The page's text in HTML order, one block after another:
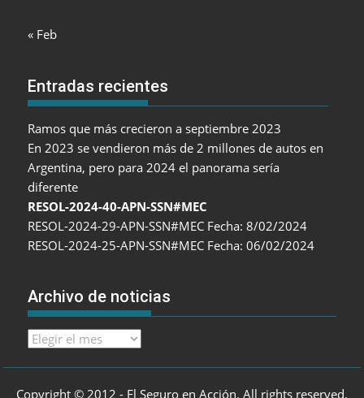
« Feb
Entradas recientes
Ramos que más crecieron a septiembre 2023
En 2023 se vendieron más de 2 millones de autos en
Argentina, pero para 2024 el panorama sería
diferente
RESOL-2024-40-APN-SSN#MEC
RESOL-2024-29-APN-SSN#MEC Fecha: 8/02/2024
RESOL-2024-25-APN-SSN#MEC Fecha: 06/02/2024
Archivo de noticias
Archivo
Copyright © 2012 - El Seguro en Acción. All rights reserved.